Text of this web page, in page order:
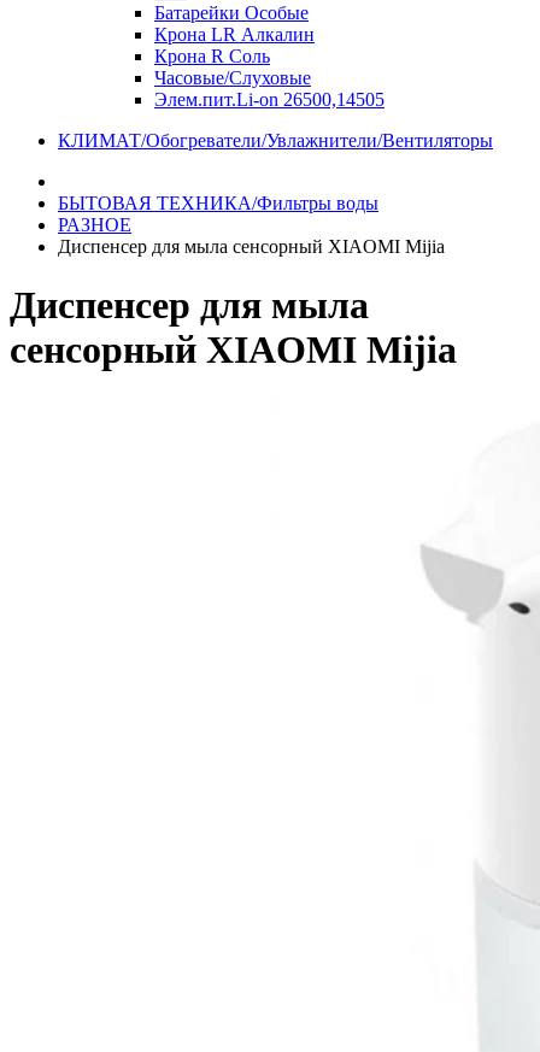
Батарейки Особые
Крона LR Алкалин
Крона R Соль
Часовые/Слуховые
Элем.пит.Li-on 26500,14505
КЛИМАТ/Обогреватели/Увлажнители/Вентиляторы
БЫТОВАЯ ТЕХНИКА/Фильтры воды
РАЗНОЕ
Диспенсер для мыла сенсорный XIAOMI Mijia
Диспенсер для мыла
сенсорный XIAOMI Mijia